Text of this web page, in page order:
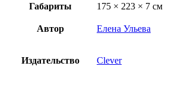
Габариты
175 × 223 × 7 см
Автор Елена Ульева
Издательство Clever